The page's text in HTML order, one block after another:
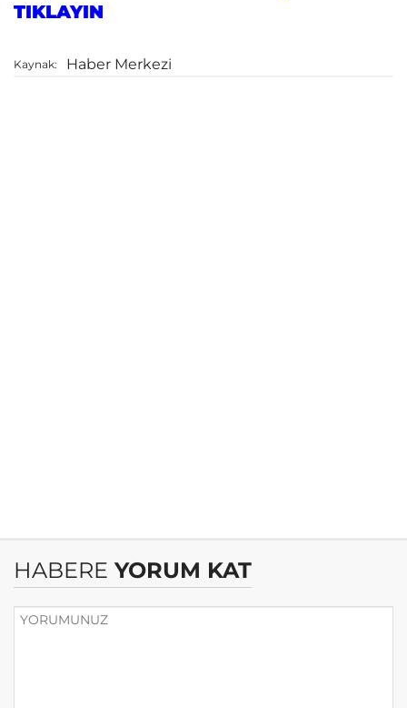
TIKLAYIN
Kaynak: Haber Merkezi
HABERE YORUM KAT